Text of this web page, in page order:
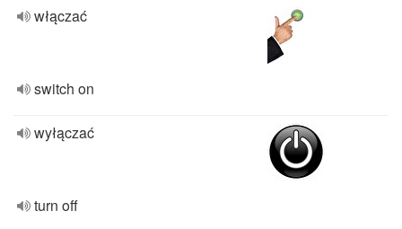
włączać
switch on
wyłączać
turn off